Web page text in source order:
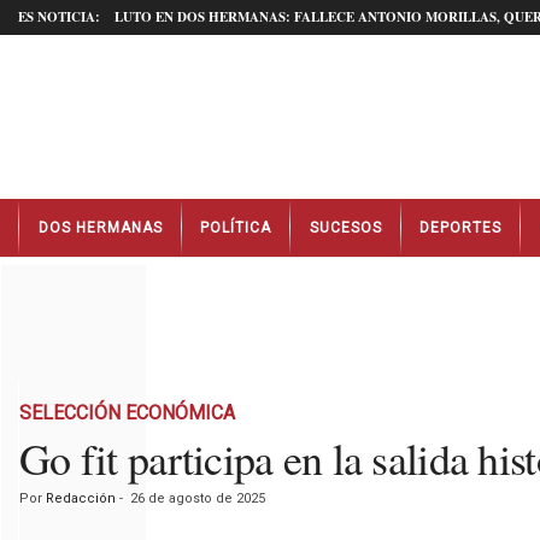
ES NOTICIA: LUTO EN DOS HERMANAS: FALLECE ANTONIO MORILLAS,
t
DOS HERMANAS POLÍTICA SUCESOS DEPORTES
SELECCIÓN ECONÓMICA
Go fit participa en la salida
Por Redacción - 26 de agosto de 2025